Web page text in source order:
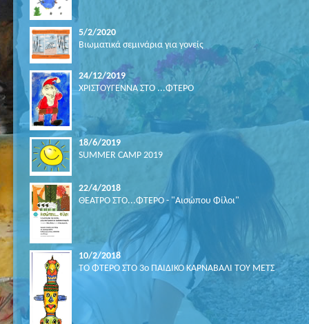
5/2/2020
Βιωματικά σεμινάρια για γονείς
24/12/2019
ΧΡΙΣΤΟΥΓΕΝΝΑ ΣΤΟ ...ΦΤΕΡΟ
18/6/2019
SUMMER CAMP 2019
22/4/2018
ΘΕΑΤΡΟ ΣΤΟ...ΦΤΕΡΟ - "Αισώπου Φίλοι"
10/2/2018
ΤΟ ΦΤΕΡΟ ΣΤΟ 3ο ΠΑΙΔΙΚΟ ΚΑΡΝΑΒΑΛΙ ΤΟΥ ΜΕΤΣ